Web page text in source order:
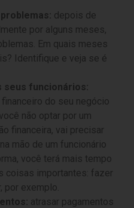
depois de
por alguns meses,
Em quais meses
Identifique e veja se é
seus funcionários:
do seu negócio
não optar por um
financeira, vai precisar
mão de um funcionário
você terá mais tempo
coisas importantes: fazer
por exemplo.
atrasar pagamentos